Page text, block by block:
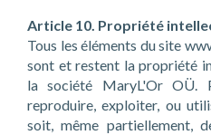
Article 10. Propriété
Tous les éléments du site
sont et restent la propriété
la société MaryL'Or OÜ.
reproduire, exploiter, ou
soit, même partiellement,